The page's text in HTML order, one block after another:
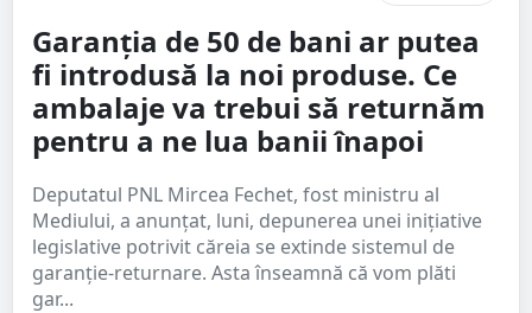
Garanția de 50 de bani ar putea
fi introdusă la noi produse. Ce
ambalaje va trebui să returnăm
pentru a ne lua banii înapoi
Deputatul PNL Mircea Fechet, fost ministru al
Mediului, a anunţat, luni, depunerea unei iniţiative
legislative potrivit căreia se extinde sistemul de
garanţie-returnare. Asta înseamnă că vom plăti
gar...